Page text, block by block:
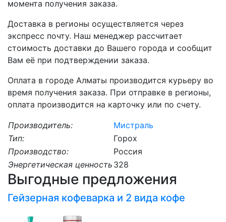
момента получения заказа.
Доставка в регионы осуществляется через
экспресс почту. Наш менеджер рассчитает
стоимость доставки до Вашего города и сообщит
Вам её при подтверждении заказа.
Оплата в городе Алматы производится курьеру во
время получения заказа. При отправке в регионы,
оплата производится на карточку или по счету.
Производитель:
Мистраль
Тип:
Горох
Производство:
Россия
Энергетическая ценность 328
Выгодные предложения
Гейзерная кофеварка и 2 вида кофе